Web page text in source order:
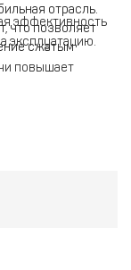
отрасль.
что позволяет
сжатым
эффективность
эксплуатацию.
повышает
датчик
обеспечивают
(не выше 3
на